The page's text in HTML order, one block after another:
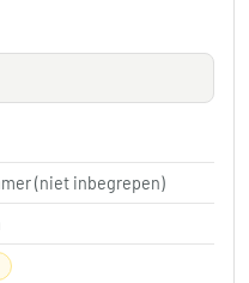
(niet inbegrepen)